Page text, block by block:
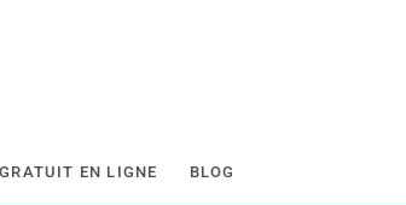
EN LIGNE BLOG